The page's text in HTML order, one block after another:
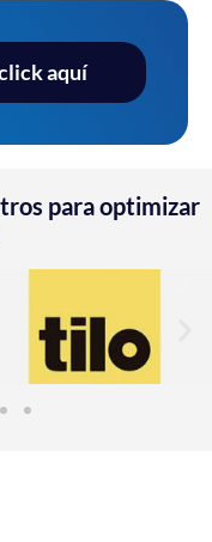
aquí
para optimizar